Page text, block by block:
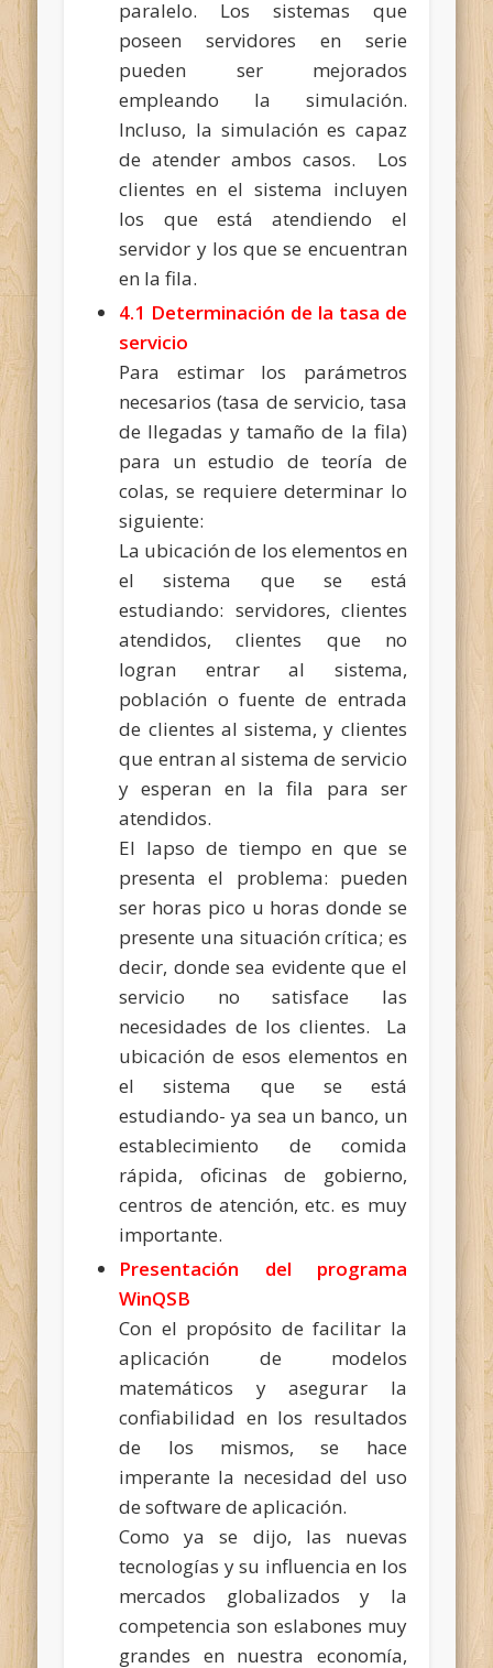
paralelo. Los sistemas que
poseen servidores en serie
pueden ser mejorados
empleando la simulación.
Incluso, la simulación es capaz
de atender ambos casos. Los
clientes en el sistema incluyen
los que está atendiendo el
servidor y los que se encuentran
en la fila.
4.1 Determinación de la tasa de
servicio
Para estimar los parámetros
necesarios (tasa de servicio, tasa
de llegadas y tamaño de la fila)
para un estudio de teoría de
colas, se requiere determinar lo
siguiente:
La ubicación de los elementos en
el sistema que se está
estudiando: servidores, clientes
atendidos, clientes que no
logran entrar al sistema,
población o fuente de entrada
de clientes al sistema, y clientes
que entran al sistema de servicio
y esperan en la fila para ser
atendidos.
El lapso de tiempo en que se
presenta el problema: pueden
ser horas pico u horas donde se
presente una situación crítica; es
decir, donde sea evidente que el
servicio no satisface las
necesidades de los clientes. La
ubicación de esos elementos en
el sistema que se está
estudiando- ya sea un banco, un
establecimiento de comida
rápida, oficinas de gobierno,
centros de atención, etc. es muy
importante.
Presentación del programa
WinQSB
Con el propósito de facilitar la
aplicación de modelos
matemáticos y asegurar la
confiabilidad en los resultados
de los mismos, se hace
imperante la necesidad del uso
de software de aplicación.
Como ya se dijo, las nuevas
tecnologías y su influencia en los
mercados globalizados y la
competencia son eslabones muy
grandes en nuestra economía,